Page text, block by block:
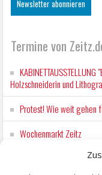
Termine von
Holzschneiderin und
Protest! Wie weit gehen
Wochenmarkt Zeitz
EINFACH LESEN im